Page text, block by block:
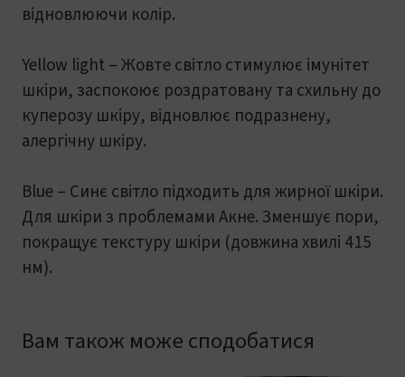
відновлюючи колір.
Yellow light – Жовте світло стимулює імунітет
шкіри, заспокоює роздратовану та схильну до
куперозу шкіру, відновлює подразнену,
алергічну шкіру.
Blue – Синє світло підходить для жирної шкіри.
Для шкіри з проблемами Акне. Зменшує пори,
покращує текстуру шкіри (довжина хвилі 415
нм).
Вам також може сподобатися